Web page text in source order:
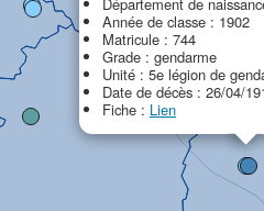
Année de classe : 1902
Matricule : 744
Grade : gendarme
Unité : 5e légion de
Date de décès : 26/04/
Fiche : Lien